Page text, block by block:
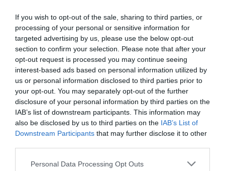
If you wish to opt-out of the sale, sharing to third parties, or
processing of your personal or sensitive information for
targeted advertising by us, please use the below opt-out
section to confirm your selection. Please note that after your
opt-out request is processed you may continue seeing
interest-based ads based on personal information utilized by
us or personal information disclosed to third parties prior to
your opt-out. You may separately opt-out of the further
disclosure of your personal information by third parties on the
IAB’s list of downstream participants. This information may
also be disclosed by us to third parties on the IAB’s List of
Downstream Participants that may further disclose it to other
Personal Data Processing Opt Outs
nopții, morți și distrugere – UPDATE